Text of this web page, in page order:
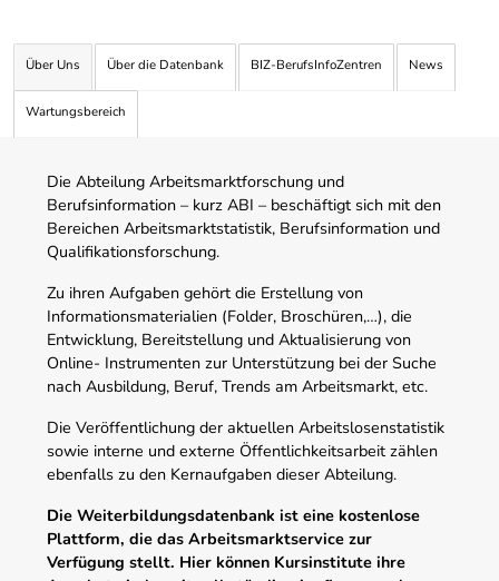
Über Uns Über die Datenbank BIZ-BerufsInfoZentren News
Wartungsbereich
Die Abteilung Arbeitsmarktforschung und
Berufsinformation – kurz ABI – beschäftigt sich mit den
Bereichen Arbeitsmarktstatistik, Berufsinformation und
Qualifikationsforschung.
Zu ihren Aufgaben gehört die Erstellung von
Informationsmaterialien (Folder, Broschüren,…), die
Entwicklung, Bereitstellung und Aktualisierung von
Online- Instrumenten zur Unterstützung bei der Suche
nach Ausbildung, Beruf, Trends am Arbeitsmarkt, etc.
Die Veröffentlichung der aktuellen Arbeitslosenstatistik
sowie interne und externe Öffentlichkeitsarbeit zählen
ebenfalls zu den Kernaufgaben dieser Abteilung.
Die Weiterbildungsdatenbank ist eine kostenlose
Plattform, die das Arbeitsmarktservice zur
Verfügung stellt. Hier können Kursinstitute ihre